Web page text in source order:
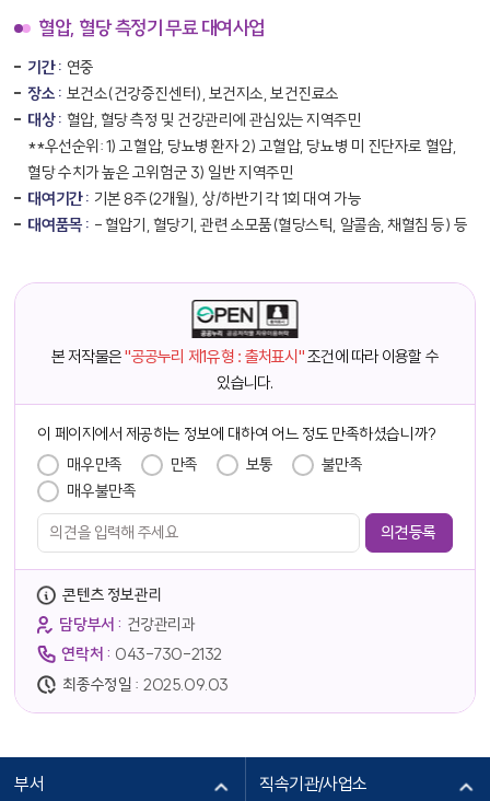
혈압, 혈당 측정기 무료 대여사업
기간 : 연중
장소 : 보건소(건강증진센터), 보건지소, 보건진료소
대상 : 혈압, 혈당 측정 및 건강관리에 관심있는 지역주민
**우선순위: 1) 고혈압, 당뇨병 환자 2) 고혈압, 당뇨병 미 진단자로 혈압,
혈당 수치가 높은 고위험군 3) 일반 지역주민
대여기간 : 기본 8주(2개월), 상/하반기 각 1회 대여 가능
대여품목 : - 혈압기, 혈당기, 관련 소모품(혈당스틱, 알콜솜, 채혈침 등) 등
본 저작물은"공공누리 제1유형 : 출처표시"조건에 따라 이용할 수
있습니다.
이 페이지에서 제공하는 정보에 대하여 어느 정도 만족하셨습니까?
매우만족 만족 보통
불만족
매우불만족
콘텐츠 정보관리
담당부서 : 건강관리과
연락처 : 043-730-2132
최종수정일 : 2025.09.03
부서 직속기관/사업소